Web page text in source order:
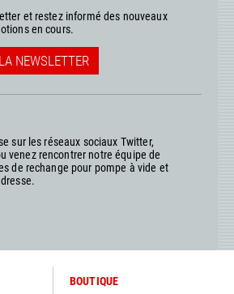
et restez informé des nouveaux
en cours.
NEWSLETTER
sur les réseaux sociaux Twitter,
venez rencontrer notre équipe de
de rechange pour pompe à vide et
BOUTIQUE